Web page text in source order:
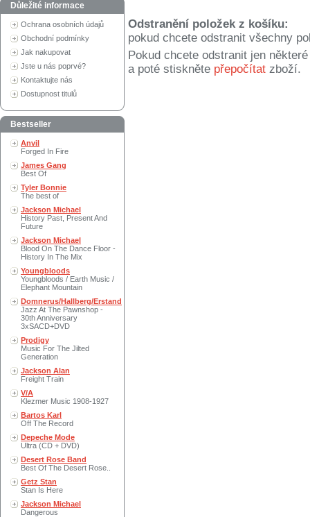
Důležité informace
Ochrana osobních údajů
Obchodní podmínky
Jak nakupovat
Jste u nás poprvé?
Kontaktujte nás
Dostupnost titulů
Bestseller
Anvil
Forged In Fire
James Gang
Best Of
Tyler Bonnie
The best of
Jackson Michael
History Past, Present And
Future
Jackson Michael
Blood On The Dance Floor -
History In The Mix
Youngbloods
Youngbloods / Earth Music /
Elephant Mountain
Domnerus/Hallberg/Erstand
Jazz At The Pawnshop -
30th Anniversary
3xSACD+DVD
Prodigy
Music For The Jilted
Generation
Jackson Alan
Freight Train
V/A
Klezmer Music 1908-1927
Bartos Karl
Off The Record
Depeche Mode
Ultra (CD + DVD)
Desert Rose Band
Best Of The Desert Rose..
Getz Stan
Stan Is Here
Jackson Michael
Dangerous
Odstranění položek z košíku:
pokud chcete odstranit všechny
Pokud chcete odstranit jen
a poté stiskněte přepočítat zboží.